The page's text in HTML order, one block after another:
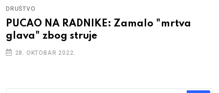
DRUŠTVO
PUCAO NA RADNIKE: Zamalo "mrtva
glava" zbog struje
28. OKTOBAR 2022.